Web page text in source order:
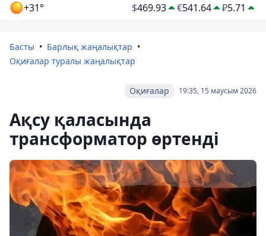
+31° $469.93 €541.64 ₽5.71
Басты
Барлық жаңалықтар
Оқиғалар туралы жаңалықтар
19:35, 15 маусым 2026
Оқиғалар
Ақсу қаласында
трансформатор өртенді